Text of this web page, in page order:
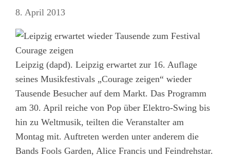
8. April 2013
Leipzig (dapd). Leipzig erwartet zur 16. Auflage
seines Musikfestivals „Courage zeigen“ wieder
Tausende Besucher auf dem Markt. Das Programm
am 30. April reiche von Pop über Elektro-Swing bis
hin zu Weltmusik, teilten die Veranstalter am
Montag mit. Auftreten werden unter anderem die
Bands Fools Garden, Alice Francis und Feindrehstar.